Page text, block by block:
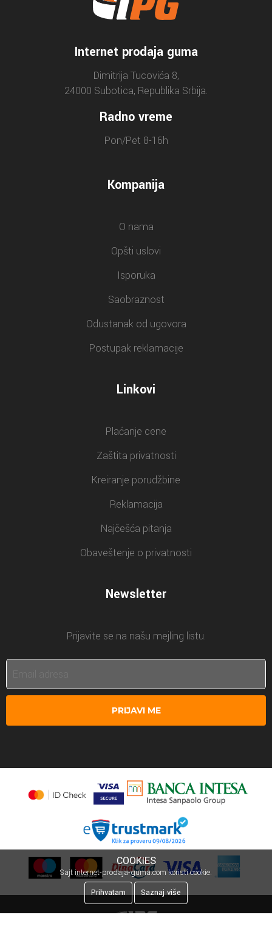
Internet prodaja guma
Dimitrija Tucovića 8,
24000 Subotica, Republika Srbija.
Radno vreme
Pon/Pet 8-16h
Kompanija
O nama
Opšti uslovi
Isporuka
Saobraznost
Odustanak od ugovora
Postupak reklamacije
Linkovi
Plaćanje cene
Zaštita privatnosti
Kreiranje porudžbine
Reklamacija
Najčešća pitanja
Obaveštenje o privatnosti
Newsletter
Prijavite se na našu mejling listu.
PRIJAVI ME
COOKIES
Sajt internet-prodaja-guma.com koristi cookie.
Prihvatam
Saznaj više